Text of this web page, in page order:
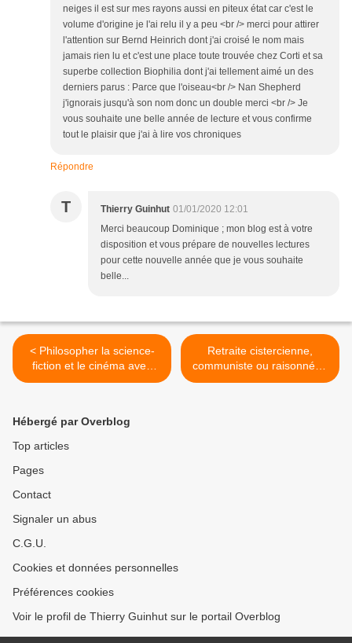
neiges il est sur mes rayons aussi en piteux état car c'est le
volume d'origine je l'ai relu il y a peu <br /> merci pour attirer
l'attention sur Bernd Heinrich dont j'ai croisé le nom mais
jamais rien lu et c'est une place toute trouvée chez Corti et sa
superbe collection Biophilia dont j'ai tellement aimé un des
derniers parus : Parce que l'oiseau<br /> Nan Shepherd
j'ignorais jusqu'à son nom donc un double merci <br /> Je
vous souhaite une belle année de lecture et vous confirme
tout le plaisir que j'ai à lire vos chroniques
Répondre
T Thierry Guinhut 01/01/2020 12:01
Merci beaucoup Dominique ; mon blog est à votre
disposition et vous prépare de nouvelles lectures
pour cette nouvelle année que je vous souhaite
belle...
< Philosopher la science-
fiction et le cinéma avec
Jean-Clet Martin : de Hegel
Retraite cistercienne,
communiste ou raisonnée :
tyrannie syndicale, sévices
Hébergé par Overblog
Top articles
Pages
Contact
Signaler un abus
C.G.U.
Cookies et données personnelles
Préférences cookies
Voir le profil de Thierry Guinhut sur le portail Overblog